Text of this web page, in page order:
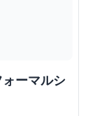
ーマルシ